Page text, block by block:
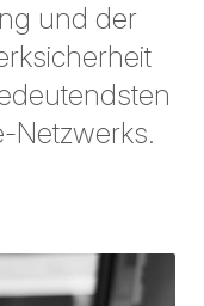
und der
Netzwerks.